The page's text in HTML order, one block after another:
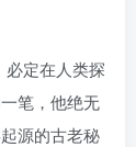
必定在人类探
笔，他绝无
源的古老秘